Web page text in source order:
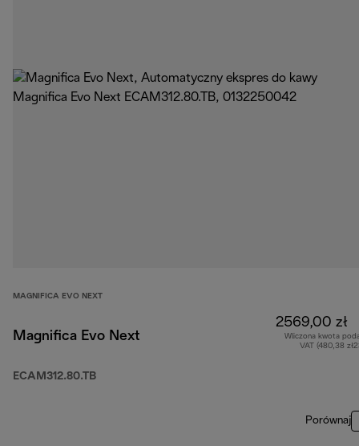
MAGNIFICA EVO NEXT
Magnifica Evo Next
ECAM312.80.TB
2569,00 zł
Wliczona kwota
VAT (480,38
Porównaj